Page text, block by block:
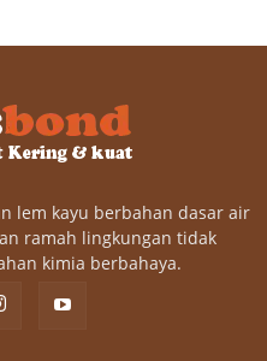
lem kayu berbahan dasar air
ramah lingkungan tidak
kimia berbahaya.